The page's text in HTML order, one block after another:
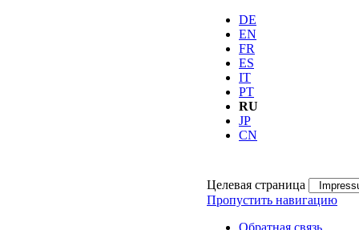
DE
EN
FR
ES
IT
PT
RU
JP
CN
Целевая страница
Пропустить навигацию
Обратная связь